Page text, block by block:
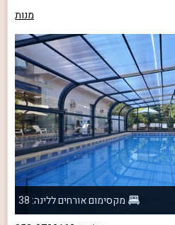
מנות
מקסימום אורחים ללינה: 38